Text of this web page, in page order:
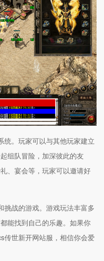
统。玩家可以与其他玩家建立
组队冒险，加深彼此的友
、宴会等，玩家可以邀请好
挑战的游戏。游戏玩法丰富多
能找到自己的乐趣。如果你
传世新开网站服，相信你会爱